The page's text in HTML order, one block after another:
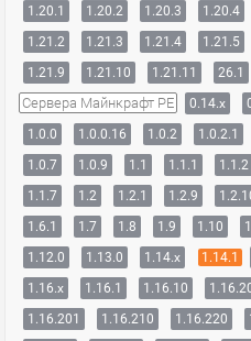
1.20.1
1.20.2 1.20.3 1.20.4
1.21.2
1.21.3 1.21.4 1.21.5
1.21.9
1.21.10 1.21.11 26.1
Сервера Майнкрафт PE 0.14.x
1.0.0
1.0.0.16 1.0.2 1.0.2.1
1.0.7
1.0.9 1.1 1.1.1 1.1.2
1.1.7
1.2 1.2.1 1.2.9
1.6.1
1.7 1.8 1.9 1.10
1.12.0
1.13.0 1.14.x 1.14.1
1.16.x
1.16.1 1.16.10
1.16.201
1.16.210 1.16.220